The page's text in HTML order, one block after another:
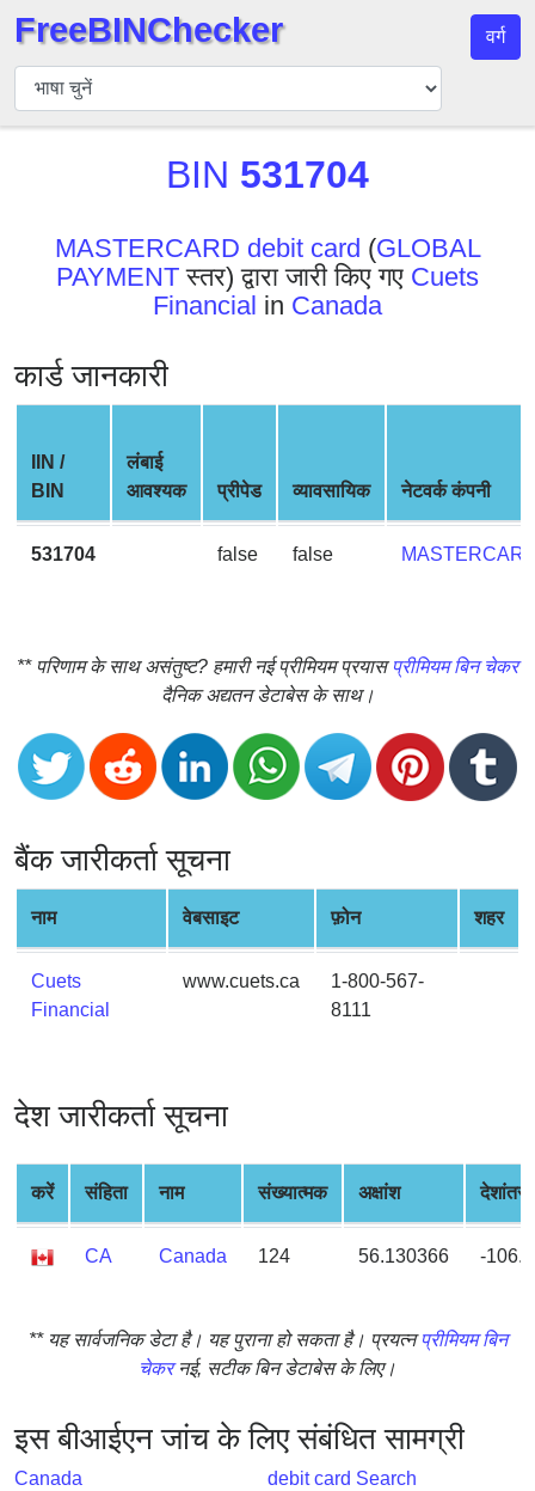
बिन
चेकर
संख्या
Generator
BIN
v2
CC
Generator
Validator
Credit
Generator
Random
Credit
Card
Generator
Generate
from
BIN
Credit
Card
Checker
Service
is
Address
?
FreeBINChecker वर्ग
BIN 531704
MASTERCARD debit card (GLOBAL
PAYMENT स्तर) द्वारा जारी किए गए Cuets
Financial in Canada
कार्ड जानकारी
IIN /
BIN
लंबाई
आवश्यक
प्रीपेड व्यावसायिक नेटवर्क कंपनी
531704 false false
** परिणाम के साथ असंतुष्ट? हमारी नई प्रीमियम प्रयासप्रीमियम बिन चेकर
दैनिक अद्यतन डेटाबेस के साथ।
बैंक जारीकर्ता सूचना
नाम वेबसाइट फ़ोन शहर
Cuets
Financial
www.cuets.ca
1-800-567-
8111
देश जारीकर्ता सूचना
करें संहिता नाम संख्यात्मक अक्षांश देशांतर
CA Canada 124 56.130366 -
** यह सार्वजनिक डेटा है। यह पुराना हो सकता है। प्रयत्नप्रीमियम बिन
चेकरनई, सटीक बिन डेटाबेस के लिए।
इस बीआईएन जांच के लिए संबंधित सामग्री
Canada debit card Search